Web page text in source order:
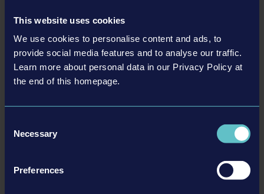
This website uses cookies
We use cookies to personalise content and ads, to
provide social media features and to analyse our traffic.
Learn more about personal data in our Privacy Policy at
the end of this homepage.
Selection
Necessary
Preferences
LIEBHERR PACK
DLC